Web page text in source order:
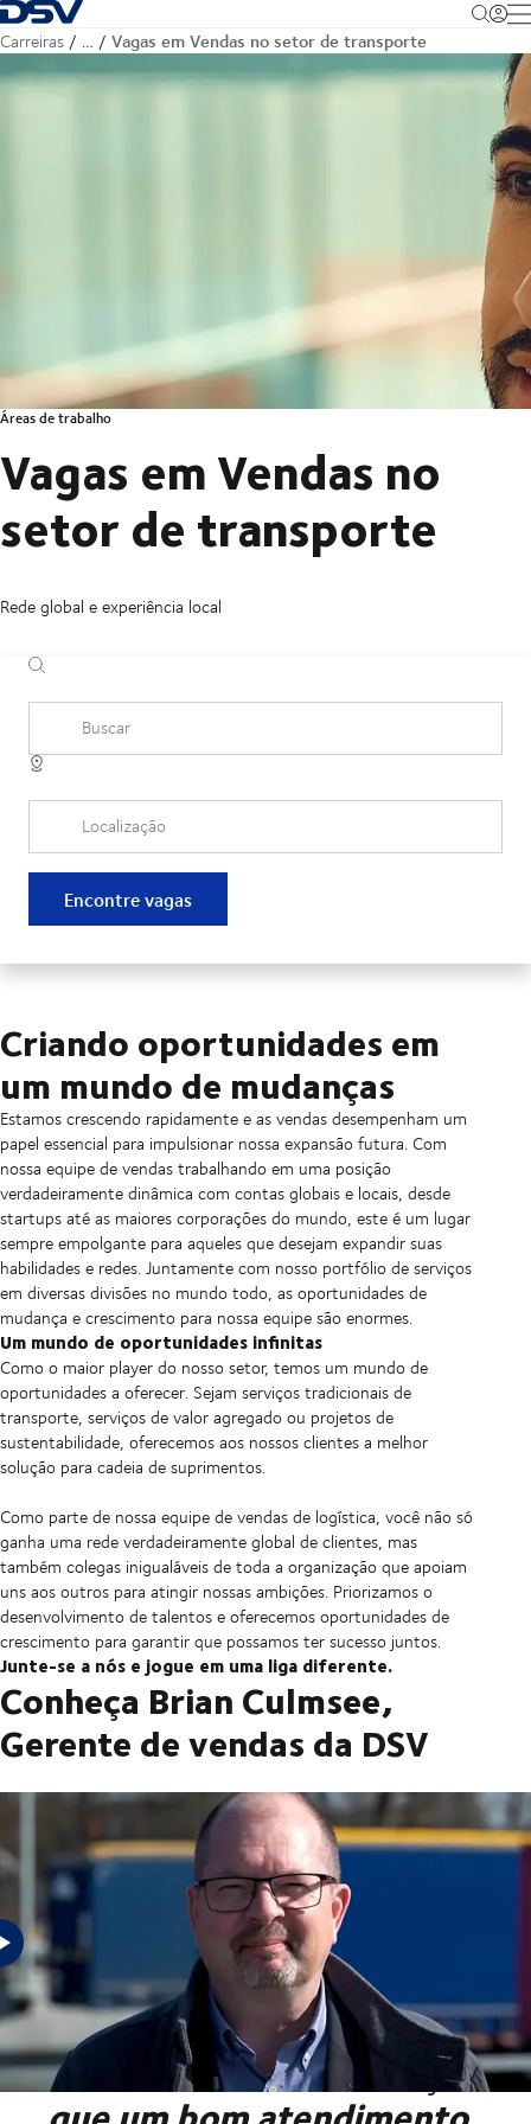
Voltar à página inicial
Carreiras … Vagas em Vendas no setor de transporte
Áreas de trabalho
Vagas em Vendas no
setor de transporte
Rede global e experiência local
Buscar
Localização
Encontre vagas
Criando oportunidades em
um mundo de mudanças
Estamos crescendo rapidamente e as vendas desempenham um
papel essencial para impulsionar nossa expansão futura. Com
nossa equipe de vendas trabalhando em uma posição
verdadeiramente dinâmica com contas globais e locais, desde
startups até as maiores corporações do mundo, este é um lugar
sempre empolgante para aqueles que desejam expandir suas
habilidades e redes. Juntamente com nosso portfólio de serviços
em diversas divisões no mundo todo, as oportunidades de
mudança e crescimento para nossa equipe são enormes.
Um mundo de oportunidades infinitas
Como o maior player do nosso setor, temos um mundo de
oportunidades a oferecer. Sejam serviços tradicionais de
transporte, serviços de valor agregado ou projetos de
sustentabilidade, oferecemos aos nossos clientes a melhor
solução para cadeia de suprimentos.
Como parte de nossa equipe de vendas de logística, você não só
ganha uma rede verdadeiramente global de clientes, mas
também colegas inigualáveis de toda a organização que apoiam
uns aos outros para atingir nossas ambições. Priorizamos o
desenvolvimento de talentos e oferecemos oportunidades de
crescimento para garantir que possamos ter sucesso juntos.
Junte-se a nós e jogue em uma liga diferente.
Conheça Brian Culmsee,
Gerente de vendas da DSV
"Na DSV, somos
conscientes da diferença